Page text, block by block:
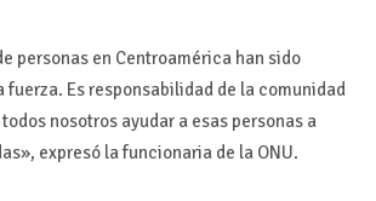
personas en Centroamérica han sido
fuerza. Es responsabilidad de la comunidad
nosotros ayudar a esas personas a
expresó la funcionaria de la ONU.